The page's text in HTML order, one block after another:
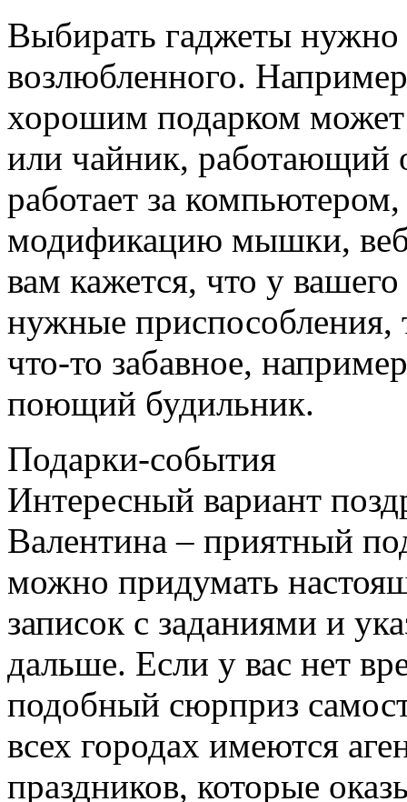
Выбирать гаджеты нужно
возлюбленного.
хорошим подарком может
или чайник, работающий
работает за
модификацию мышки,
вам кажется, что у
нужные
что-то забавное,
поющий будильник.
Подарки-события
Интересный вариант
Валентина – приятный
можно придумать
записок с заданиями и
дальше. Если у вас нет
подобный сюрприз
всех городах имеются
праздников, которые